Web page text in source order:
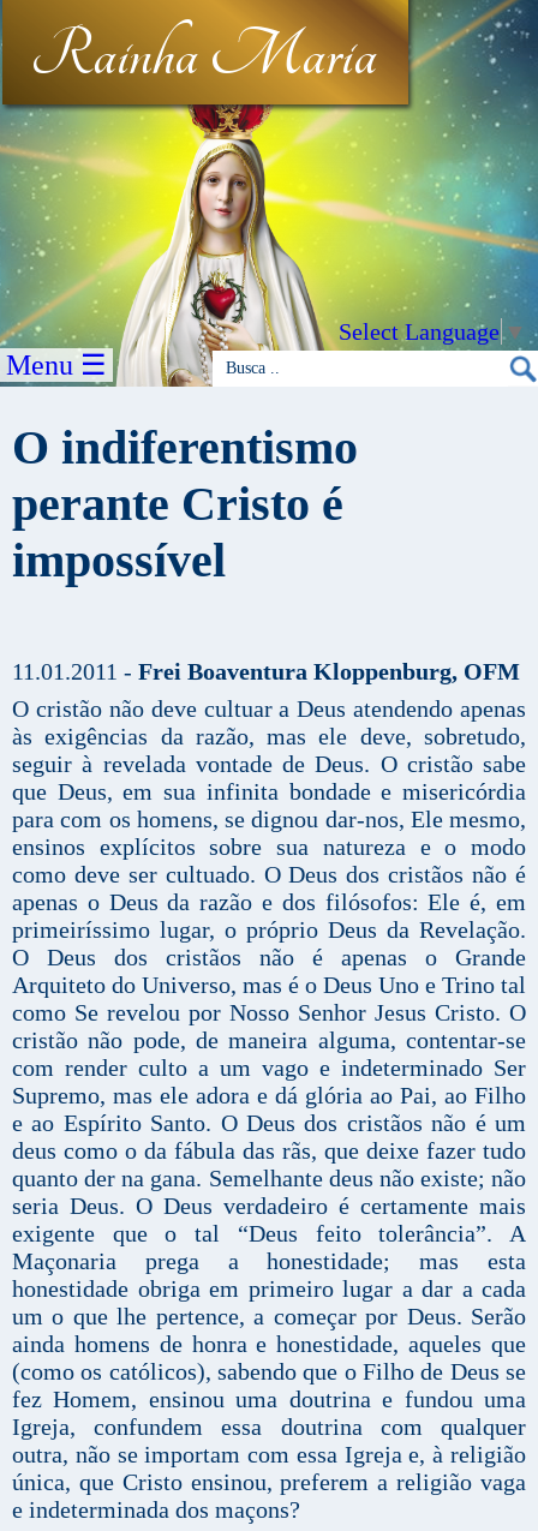
Rainha Maria
Select Language▼
Menu ☰
O indiferentismo
perante Cristo é
impossível
11.01.2011 - Frei Boaventura Kloppenburg, OFM
O cristão não deve cultuar a Deus atendendo apenas
às exigências da razão, mas ele deve, sobretudo,
seguir à revelada vontade de Deus. O cristão sabe
que Deus, em sua infinita bondade e misericórdia
para com os homens, se dignou dar-nos, Ele mesmo,
ensinos explícitos sobre sua natureza e o modo
como deve ser cultuado. O Deus dos cristãos não é
apenas o Deus da razão e dos filósofos: Ele é, em
primeiríssimo lugar, o próprio Deus da Revelação.
O Deus dos cristãos não é apenas o Grande
Arquiteto do Universo, mas é o Deus Uno e Trino tal
como Se revelou por Nosso Senhor Jesus Cristo. O
cristão não pode, de maneira alguma, contentar-se
com render culto a um vago e indeterminado Ser
Supremo, mas ele adora e dá glória ao Pai, ao Filho
e ao Espírito Santo. O Deus dos cristãos não é um
deus como o da fábula das rãs, que deixe fazer tudo
quanto der na gana. Semelhante deus não existe; não
seria Deus. O Deus verdadeiro é certamente mais
exigente que o tal “Deus feito tolerância”. A
Maçonaria prega a honestidade; mas esta
honestidade obriga em primeiro lugar a dar a cada
um o que lhe pertence, a começar por Deus. Serão
ainda homens de honra e honestidade, aqueles que
(como os católicos), sabendo que o Filho de Deus se
fez Homem, ensinou uma doutrina e fundou uma
Igreja, confundem essa doutrina com qualquer
outra, não se importam com essa Igreja e, à religião
única, que Cristo ensinou, preferem a religião vaga
e indeterminada dos maçons?